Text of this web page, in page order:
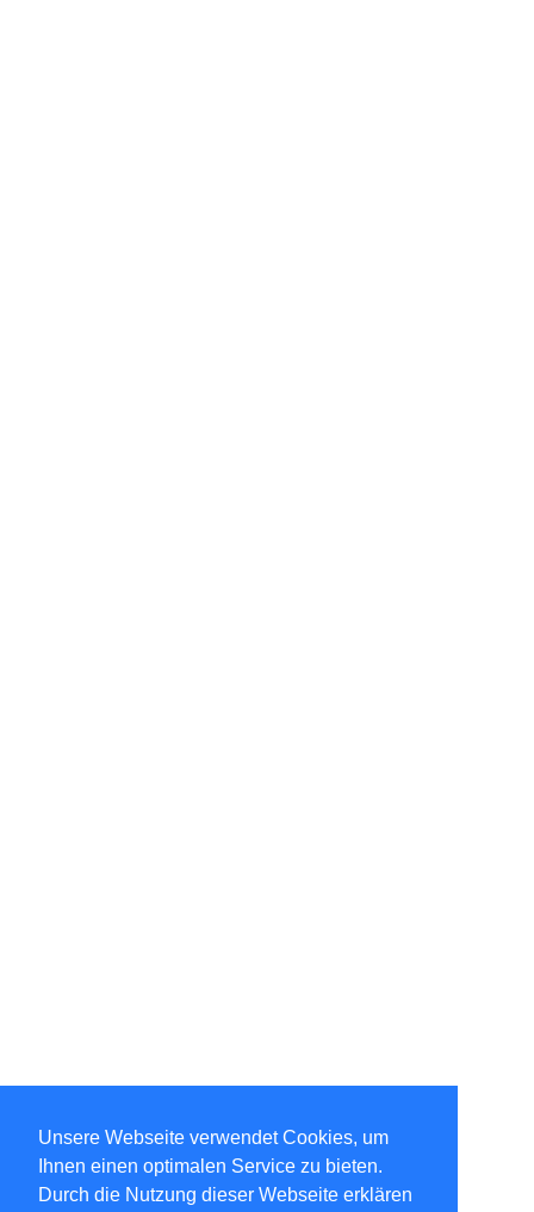
Unsere Webseite verwendet Cookies, um
Ihnen einen optimalen Service zu bieten.
Durch die Nutzung dieser Webseite erklären